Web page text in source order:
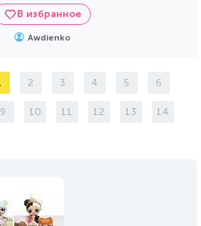
В избранное
Awdienko
2 3 4 5 6
9 10 11 12 13 14